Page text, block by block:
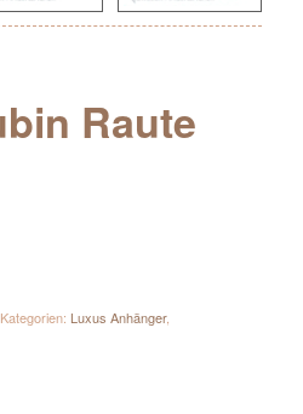
Raute
Kategorien: Luxus Anhänger,